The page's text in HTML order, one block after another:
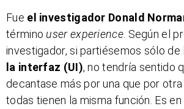
Fue el investigador Donald
término user experience. Según el
investigador, si partiésemos sólo de
la interfaz (UI), no tendría sentido
decantase más por una que por
todas tienen la misma función. Es